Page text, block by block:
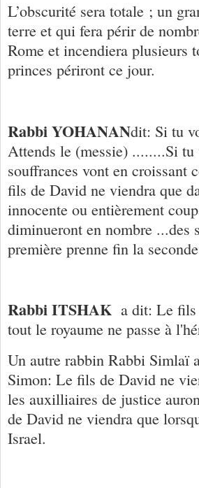
L’obscurité sera totale ; un
terre et qui fera périr de
Rome et incendiera plusieurs
princes périront ce jour.
Rabbi YOHANANdit: Si tu
Attends le (messie) ........Si
souffrances vont en croissant
fils de David ne viendra que
innocente ou entièrement
diminueront en nombre ...des
première prenne fin la
Rabbi ITSHAK a dit: Le fils
tout le royaume ne passe à
Un autre rabbin Rabbi Simlaï
Simon: Le fils de David ne
les auxilliaires de justice
de David ne viendra que
Israel.